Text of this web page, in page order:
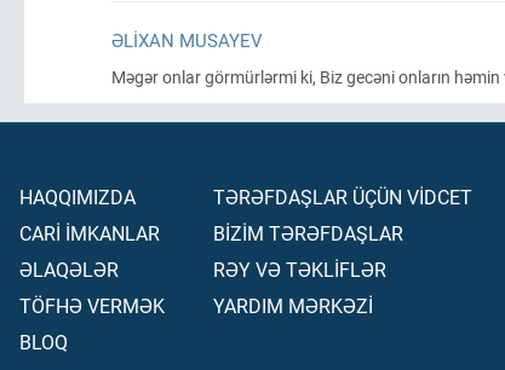
ƏLIXAN MUSAYEV
Məgər onlar görmürlərmi ki, Biz gecəni onların
HAQQIMIZDA
CARİ İMKANLAR
ƏLAQƏLƏR
TÖFHƏ VERMƏK
BLOQ
TƏRƏFDAŞLAR ÜÇÜN VİDCET
BİZİM TƏRƏFDAŞLAR
RƏY VƏ TƏKLİFLƏR
YARDIM MƏRKƏZİ